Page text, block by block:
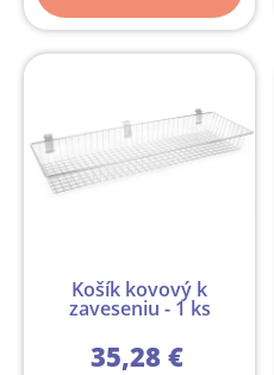
Košík kovový k
zaveseniu - 1 ks
35,28 €